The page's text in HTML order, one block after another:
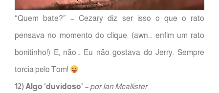
“Quem bate?” – Cezary diz ser isso o que o rato
pensava no momento do clique. (awn… enfim um rato
bonitinho!) E, não… Eu não gostava do Jerry. Sempre
torcia pelo Tom!
12) Algo ‘duvidoso’ – por Ian Mcallister